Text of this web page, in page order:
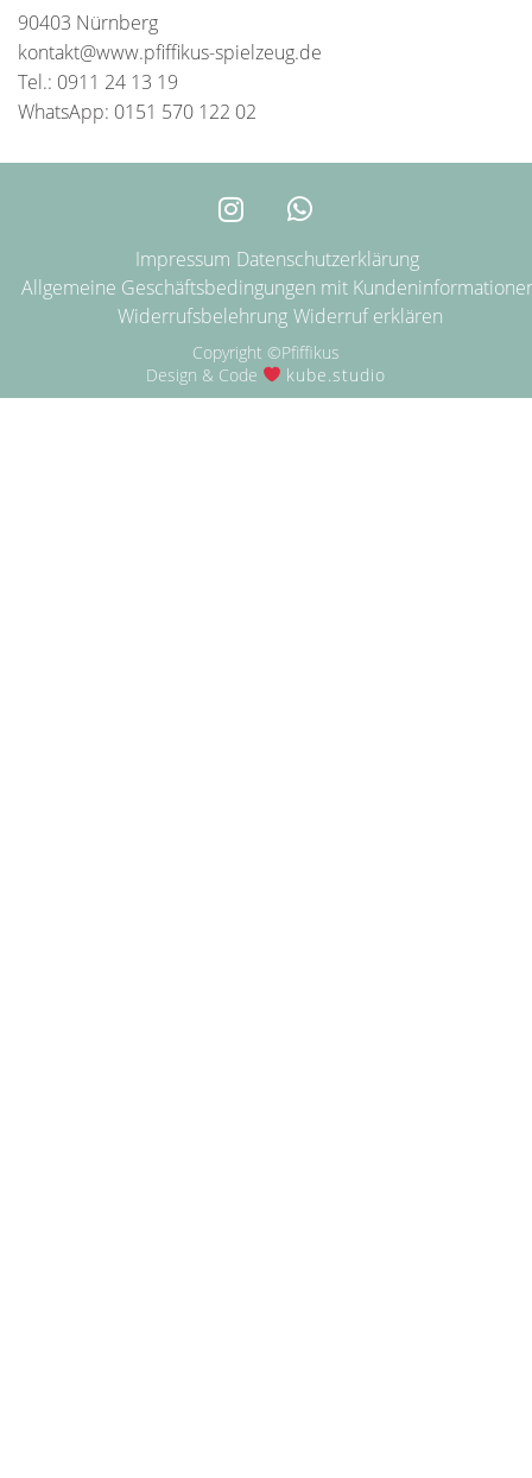
90403 Nürnberg
kontakt@www.pfiffikus-spielzeug.de
Tel.: 0911 24 13 19
WhatsApp: 0151 570 122 02
Copyright ©Pfiffikus
Design & Code
kube.studio
Impressum Datenschutzerklärung
Allgemeine Geschäftsbedingungen mit
Widerrufsbelehrung Widerruf erklären